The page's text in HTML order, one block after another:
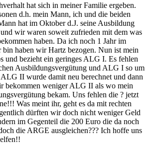
hat sich in meiner Familie ergeben.
d.h. mein Mann, ich und die beiden
hat im Oktober d.J. seine Ausbildung
und wir waren soweit zufrieden mit dem was
haben. Da ich noch 1 Jahr im
bin haben wir Hartz bezogen. Nun ist mein
und bezieht ein geringes ALG I. Es fehlen
Ausbildungsvergütung und ALG I so um
II wurde damit neu berechnet und dann
bekommen weniger ALG II als wo mein
bekam. Uns fehlen die ? jetzt
Was meint ihr, geht es da mit rechten
dürften wir doch nicht weniger Geld
im Gegenteil die 200 Euro die da noch
die ARGE ausgleichen??? Ich hoffe uns